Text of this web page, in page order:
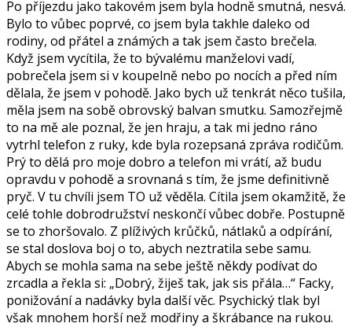
Po příjezdu jako takovém jsem byla hodně smutná, nesvá.
Bylo to vůbec poprvé, co jsem byla takhle daleko od
rodiny, od přátel a známých a tak jsem často brečela.
Když jsem vycítila, že to bývalému manželovi vadí,
pobrečela jsem si v koupelně nebo po nocích a před ním
dělala, že jsem v pohodě. Jako bych už tenkrát něco tušila,
měla jsem na sobě obrovský balvan smutku. Samozřejmě
to na mě ale poznal, že jen hraju, a tak mi jedno ráno
vytrhl telefon z ruky, kde byla rozepsaná zpráva rodičům.
Prý to dělá pro moje dobro a telefon mi vrátí, až budu
opravdu v pohodě a srovnaná s tím, že jsme definitivně
pryč. V tu chvíli jsem TO už věděla. Cítila jsem okamžitě, že
celé tohle dobrodružství neskončí vůbec dobře. Postupně
se to zhoršovalo. Z plíživých krůčků, nátlaků a odpírání,
se stal doslova boj o to, abych neztratila sebe samu.
Abych se mohla sama na sebe ještě někdy podívat do
zrcadla a řekla si: „Dobrý, žiješ tak, jak sis přála…“ Facky,
ponižování a nadávky byla další věc. Psychický tlak byl
však mnohem horší než modřiny a škrábance na rukou.